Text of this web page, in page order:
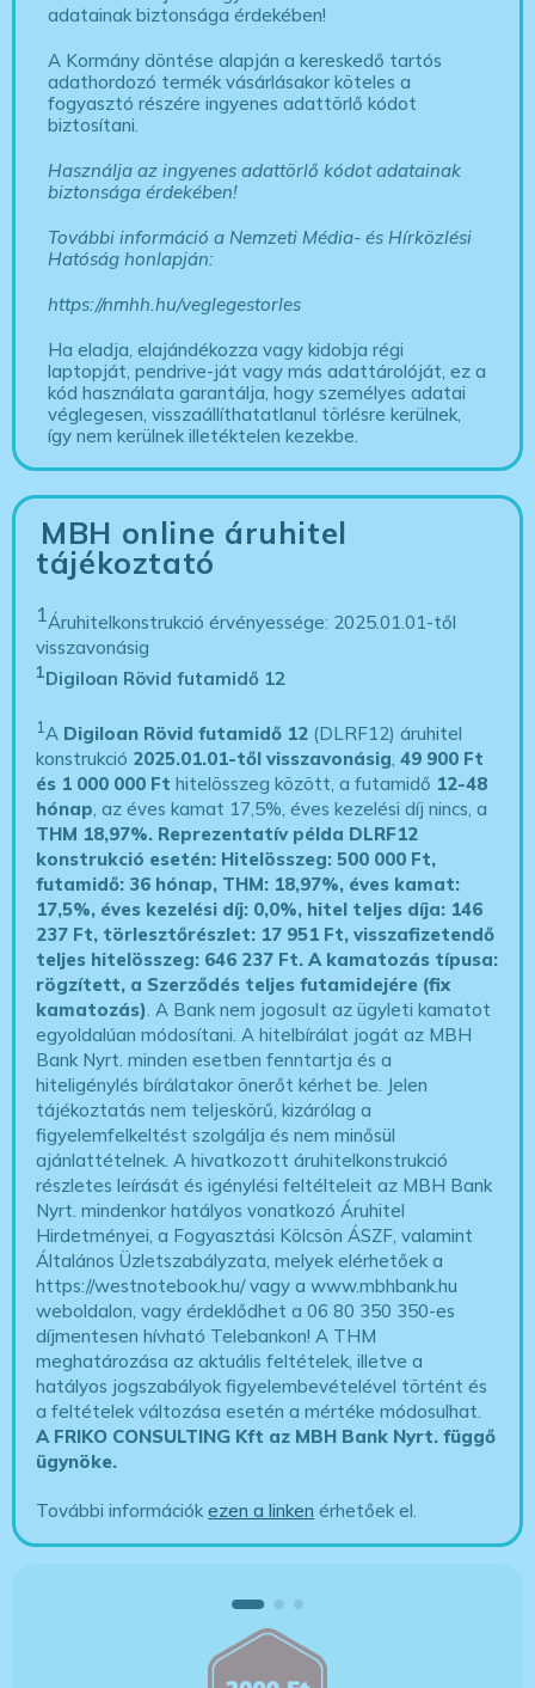
adatainak biztonsága érdekében!
A Kormány döntése alapján a kereskedő tartós
adathordozó termék vásárlásakor köteles a
fogyasztó részére ingyenes adattörlő kódot
biztosítani.
Használja az ingyenes adattörlő kódot adatainak
biztonsága érdekében!
További információ a Nemzeti Média- és Hírközlési
Hatóság honlapján:
https://nmhh.hu/veglegestorles
Ha eladja, elajándékozza vagy kidobja régi
laptopját, pendrive-ját vagy más adattárolóját, ez a
kód használata garantálja, hogy személyes adatai
véglegesen, visszaállíthatatlanul törlésre kerülnek,
így nem kerülnek illetéktelen kezekbe.
MBH online áruhitel
tájékoztató
1Áruhitelkonstrukció érvényessége: 2025.01.01-től
visszavonásig
1Digiloan Rövid futamidő 12
1A Digiloan Rövid futamidő 12 (DLRF12) áruhitel
konstrukció 2025.01.01-től visszavonásig,49 900 Ft
és 1 000 000 Ft hitelösszeg között, a futamidő 12-48
hónap, az éves kamat 17,5%, éves kezelési díj nincs, a
THM 18,97%. Reprezentatív példa DLRF12
konstrukció esetén: Hitelösszeg: 500 000 Ft,
futamidő: 36 hónap, THM: 18,97%, éves kamat:
17,5%, éves kezelési díj: 0,0%, hitel teljes díja: 146
237 Ft, törlesztőrészlet: 17 951 Ft, visszafizetendő
teljes hitelösszeg: 646 237 Ft.A kamatozás típusa:
rögzített, a Szerződés teljes futamidejére (fix
kamatozás). A Bank nem jogosult az ügyleti kamatot
egyoldalúan módosítani. A hitelbírálat jogát az MBH
Bank Nyrt. minden esetben fenntartja és a
hiteligénylés bírálatakor önerőt kérhet be. Jelen
tájékoztatás nem teljeskörű, kizárólag a
figyelemfelkeltést szolgálja és nem minősül
ajánlattételnek. A hivatkozott áruhitelkonstrukció
részletes leírását és igénylési feltélteleit az MBH Bank
Nyrt. mindenkor hatályos vonatkozó Áruhitel
Hirdetményei, a Fogyasztási Kölcsön ÁSZF, valamint
Általános Üzletszabályzata, melyek elérhetőek a
https://westnotebook.hu/vagy a www.mbhbank.hu
weboldalon, vagy érdeklődhet a 06 80 350 350-es
díjmentesen hívható Telebankon! A THM
meghatározása az aktuális feltételek, illetve a
hatályos jogszabályok figyelembevételével történt és
a feltételek változása esetén a mértéke módosulhat.
A FRIKO CONSULTING Kft az MBH Bank Nyrt. függő
ügynöke.
További információkezen a linken érhetőek el.